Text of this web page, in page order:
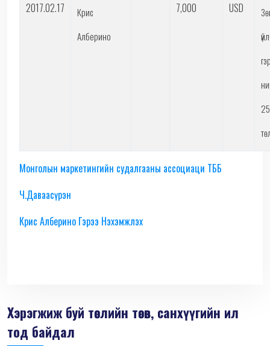
2017.02.17
Крис
Алберино
7,000 USD
Монголын маркетингийн судалгааны ассоциаци ТББ
Ч.Даваасүрэн
Крис Алберино Гэрээ Нэхэмжлэх
Хэрэгжиж буй төслийн төсөв, санхүүгийн ил
тод байдал